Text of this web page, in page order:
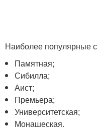
Наиболее популярные
Памятная;
Сибилла;
Аист;
Премьера;
Университетская;
Монашеская.